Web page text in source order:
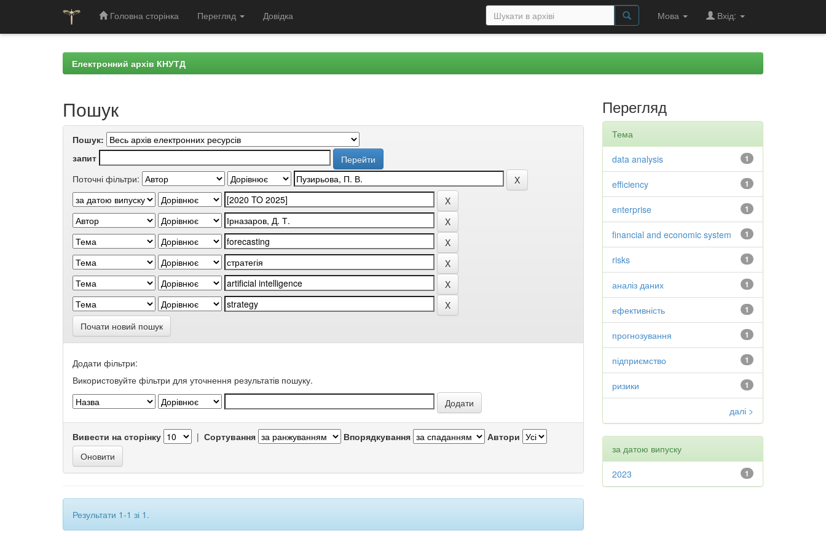
Головна сторінка Перегляд Довідка Мова Вхід:
Електронний архів КНУТД
Пошук
Пошук:
запит
Поточні фільтри:
Почати новий пошук
Додати фільтри:
Використовуйте фільтри для уточнення результатів пошуку.
Вивести на сторінку | Сортування Впорядкування Автори
Результати 1-1 зі 1.
Перегляд
Тема
1
data analysis
1
efficiency
1
enterprise
1
financial and economic system
1
risks
1
аналіз даних
1
ефективність
1
прогнозування
1
підприємство
1
ризики
далі >
за датою випуску
1
2023